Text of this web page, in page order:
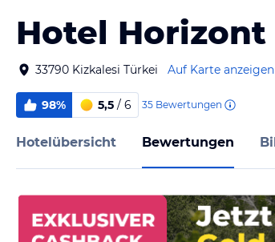
Hotel Horizont
33790 Kizkalesi Türkei Auf Karte anzeigen
98% 5,5 / 6 35 Bewertungen
Hotelübersicht Bewertungen